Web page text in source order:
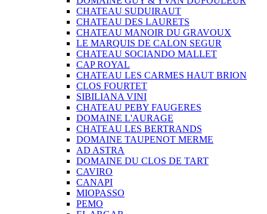
CHATEAU SUDUIRAUT
CHATEAU DES LAURETS
CHATEAU MANOIR DU GRAVOUX
LE MARQUIS DE CALON SEGUR
CHATEAU SOCIANDO MALLET
CAP ROYAL
CHATEAU LES CARMES HAUT BRION
CLOS FOURTET
SIBILIANA VINI
CHATEAU PEBY FAUGERES
DOMAINE L'AURAGE
CHATEAU LES BERTRANDS
DOMAINE TAUPENOT MERME
AD ASTRA
DOMAINE DU CLOS DE TART
CAVIRO
CANAPI
MIOPASSO
PEMO